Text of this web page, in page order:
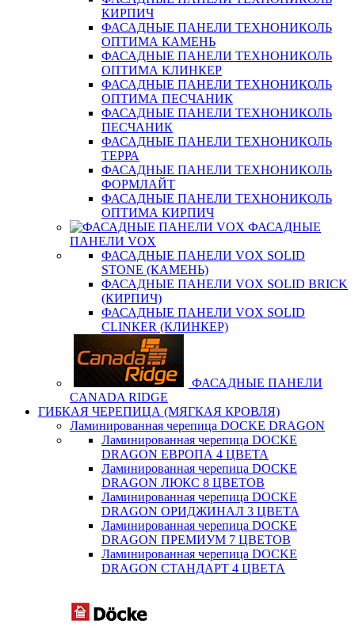
КИРПИЧ
ФАСАДНЫЕ ПАНЕЛИ ТЕХНОНИКОЛЬ
ОПТИМА КАМЕНЬ
ФАСАДНЫЕ ПАНЕЛИ ТЕХНОНИКОЛЬ
ОПТИМА КЛИНКЕР
ФАСАДНЫЕ ПАНЕЛИ ТЕХНОНИКОЛЬ
ОПТИМА ПЕСЧАНИК
ФАСАДНЫЕ ПАНЕЛИ ТЕХНОНИКОЛЬ
ПЕСЧАНИК
ФАСАДНЫЕ ПАНЕЛИ ТЕХНОНИКОЛЬ
ТЕРРА
ФАСАДНЫЕ ПАНЕЛИ ТЕХНОНИКОЛЬ
ФОРМЛАЙТ
ФАСАДНЫЕ ПАНЕЛИ ТЕХНОНИКОЛЬ
ОПТИМА КИРПИЧ
ФАСАДНЫЕ
ПАНЕЛИ VOX
ФАСАДНЫЕ ПАНЕЛИ VOX SOLID
STONE (КАМЕНЬ)
ФАСАДНЫЕ ПАНЕЛИ VOX SOLID BRICK
(КИРПИЧ)
ФАСАДНЫЕ ПАНЕЛИ VOX SOLID
CLINКER (КЛИНКЕР)
ФАСАДНЫЕ ПАНЕЛИ
CANADA RIDGE
ГИБКАЯ ЧЕРЕПИЦА (МЯГКАЯ КРОВЛЯ)
Ламинированная черепица DOCKE DRAGON
Ламинированная черепица DOCKE
DRAGON ЕВРОПА 4 ЦВЕТА
Ламинированная черепица DOCKE
DRAGON ЛЮКС 8 ЦВЕТОВ
Ламинированная черепица DOCKE
DRAGON ОРИДЖИНАЛ 3 ЦВЕТА
Ламинированная черепица DOCKE
DRAGON ПРЕМИУМ 7 ЦВЕТОВ
Ламинированная черепица DOCKE
DRAGON СТАНДАРТ 4 ЦВЕТA